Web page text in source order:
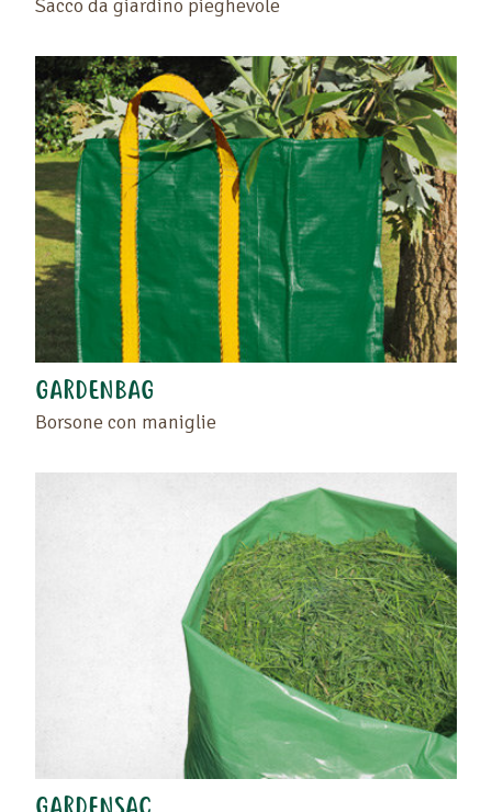
Sacco da giardino pieghevole
GARDENBAG
Borsone con maniglie
Trascinate il prodotto o il rivenditore nello spazio
vuoto situato a sinistra di questo testo .
Ritrovate i vostri preferiti sulla pagina "I vostri
prodotti preferiti" o cliccando di nuovo sul cuore.